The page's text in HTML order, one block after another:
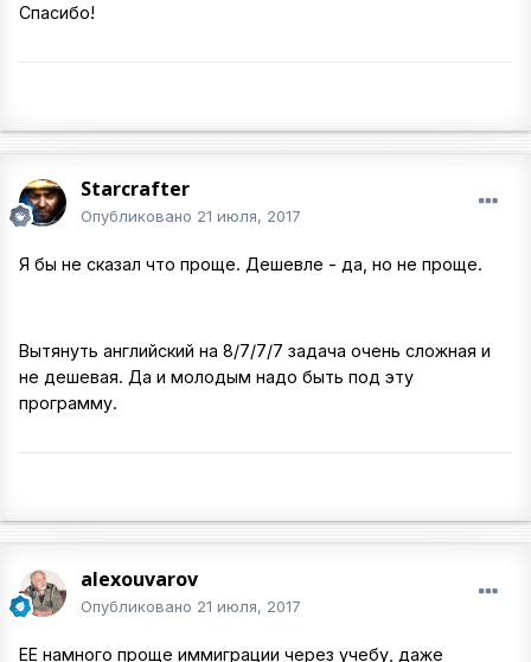
Спасибо!
Starcrafter
Опубликовано 21 июля, 2017
Я бы не сказал что проще. Дешевле - да, но не проще.
Вытянуть английский на 8/7/7/7 задача очень сложная и
не дешевая. Да и молодым надо быть под эту
программу.
alexouvarov
Опубликовано 21 июля, 2017
ЕЕ намного проще иммиграции через учебу, даже